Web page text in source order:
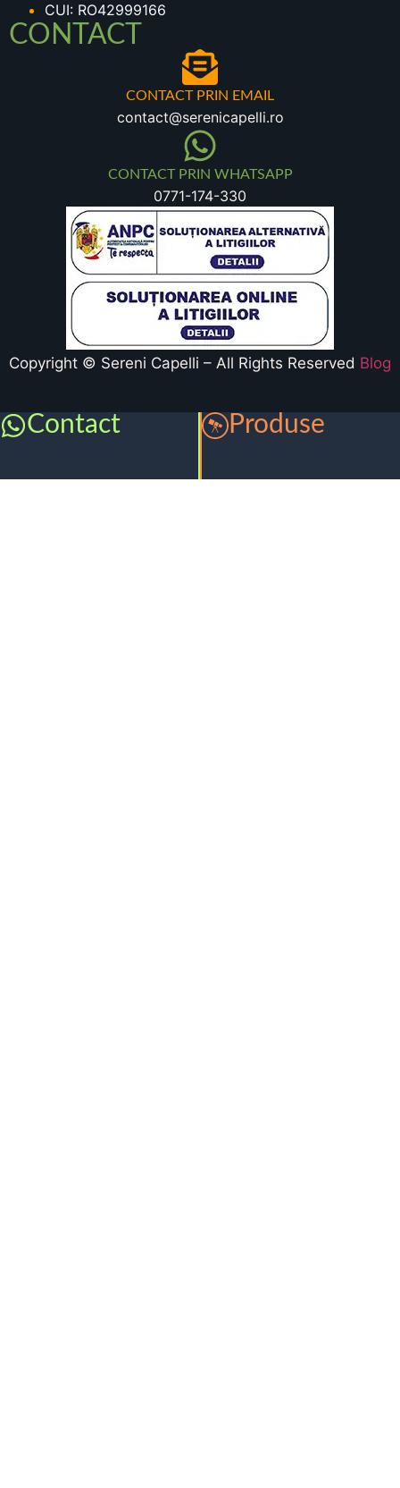
CUI: RO42999166
CONTACT
CONTACT PRIN EMAIL
contact@serenicapelli.ro
CONTACT PRIN WHATSAPP
0771-174-330
Copyright © Sereni Capelli – All Rights Reserved Blog
Contact Produse